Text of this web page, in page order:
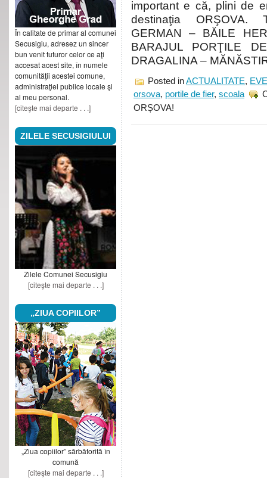
În calitate de primar al comunei
Secusigiu, adresez un sincer
bun venit tuturor celor ce aţi
accesat acest site, în numele
comunităţii acestei comune,
administraţiei publice locale şi
al meu personal.
[citeşte mai departe . . .]
ZILELE SECUSIGIULUI
Zilele Comunei Secusigiu
[citeşte mai departe . . .]
„ZIUA COPIILOR”
„Ziua copiilor” sărbătorită în
comună
[citeşte mai departe . . .]
important e că, plini de
destinaţia ORŞOVA.
GERMAN – BĂILE
BARAJUL PORŢILE
DRAGALINA –
Posted inACTUALITATE,
orsova, portile de fier, scoala
ORȘOVA!